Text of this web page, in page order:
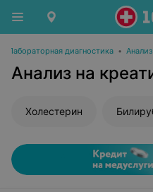
Лабораторная диагностика •
Анализ на
Холестерин